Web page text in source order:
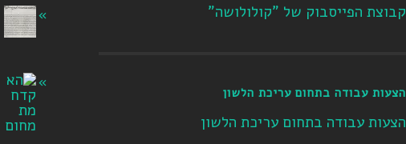
קבוצת הפייסבוק של "קולולושה"
הצעות עבודה בתחום עריכת הלשון
הצעות עבודה בתחום עריכת הלשון